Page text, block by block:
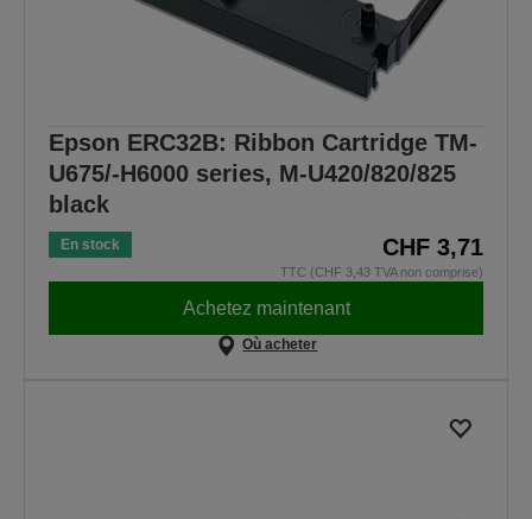
Epson ERC32B: Ribbon Cartridge TM-
U675/-H6000 series, M-U420/820/825
black
En stock CHF 3,71
TTC (CHF 3,43 TVA non comprise)
Achetez maintenant
Où acheter